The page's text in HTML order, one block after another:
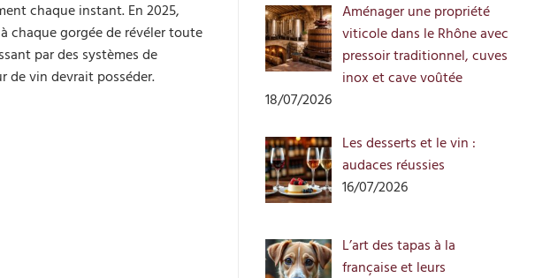
chaque instant. En 2025,
chaque gorgée de révéler toute
par des systèmes de
de vin devrait posséder.
Aménager une propriété
viticole dans le Rhône avec
pressoir traditionnel, cuves
inox et cave voûtée
18/07/2026
Les desserts et le vin :
audaces réussies
16/07/2026
L’art des tapas à la
française et leurs